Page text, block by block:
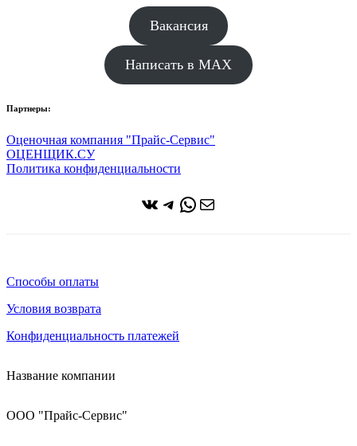
Вакансия
Написать в MAX
Партнеры:
Оценочная компания "Прайс-Сервис"
ОЦЕНЩИК.СУ
Политика конфиденциальности
ВКонтакте
Telegram
WhatsApp
Почта
Способы оплаты
Условия возврата
Конфиденциальность платежей
Название компании
ООО "Прайс-Сервис"